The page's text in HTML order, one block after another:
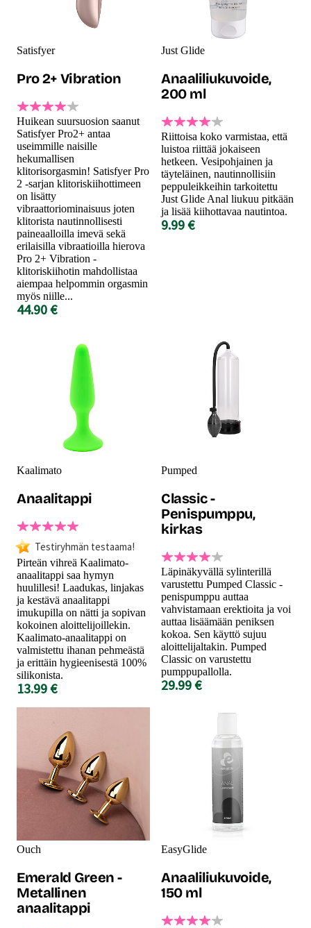
Satisfyer
Pro 2+ Vibration
Huikean suursuosion saanut
Satisfyer Pro2+ antaa
useimmille naisille
hekumallisen
klitorisorgasmin! Satisfyer Pro
2 -sarjan klitoriskiihottimeen
on lisätty
vibraattoriominaisuus joten
klitorista nautinnollisesti
paineaalloilla imevä sekä
erilaisilla vibraatioilla hierova
Pro 2+ Vibration -
klitoriskiihotin mahdollistaa
aiempaa helpommin orgasmin
myös niille...
44.90 €
Just Glide
Anaaliliukuvoide,
200 ml
Riittoisa koko varmistaa, että
luistoa riittää jokaiseen
hetkeen. Vesipohjainen ja
täyteläinen, nautinnollisiin
peppuleikkeihin tarkoitettu
Just Glide Anal liukuu pitkään
ja lisää kiihottavaa nautintoa.
9.99 €
Kaalimato
Anaalitappi
Testiryhmän testaama!
Pirteän vihreä Kaalimato-
anaalitappi saa hymyn
huulillesi! Laadukas, linjakas
ja kestävä anaalitappi
imukupilla on nätti ja sopivan
kokoinen aloittelijoillekin.
Kaalimato-anaalitappi on
valmistettu ihanan pehmeästä
ja erittäin hygieenisestä 100%
silikonista.
13.99 €
Pumped
Classic -
Penispumppu,
kirkas
Läpinäkyvällä sylinterillä
varustettu Pumped Classic -
penispumppu auttaa
vahvistamaan erektioita ja voi
auttaa lisäämään peniksen
kokoa. Sen käyttö sujuu
aloittelijaltakin. Pumped
Classic on varustettu
pumppupallolla.
29.99 €
Ouch
Emerald Green -
Metallinen
anaalitappi
EasyGlide
Anaaliliukuvoide,
150 ml